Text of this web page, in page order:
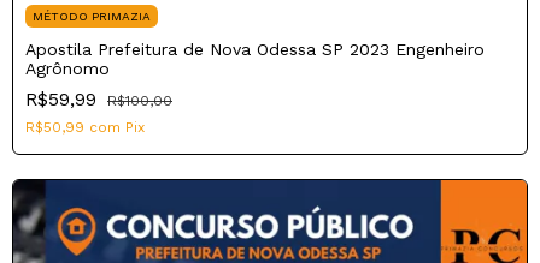
MÉTODO PRIMAZIA
Apostila Prefeitura de Nova Odessa SP 2023 Engenheiro
Agrônomo
R$59,99
R$100,00
R$50,99 com Pix